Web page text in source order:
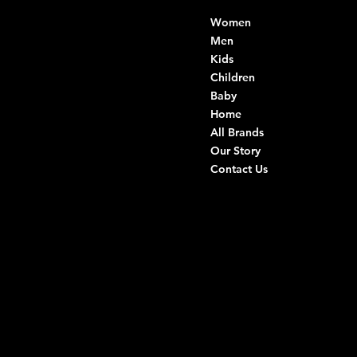
Women
Men
Kids
Children
Baby
Home
All Brands
Our Story
Contact Us